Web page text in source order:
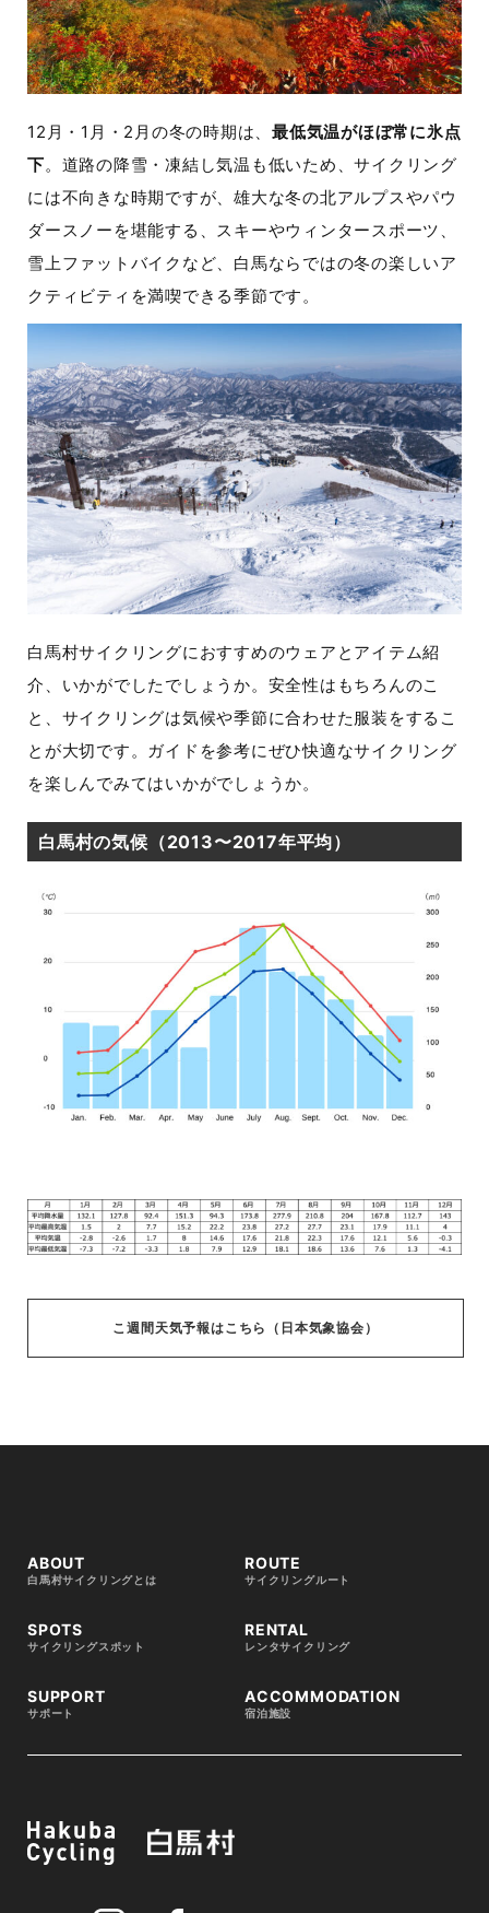
12月・1月・2月の冬の時期は、 最低気温がほぼ常に氷点
下。道路の降雪・凍結し気温も低いため、サイクリング
には不向きな時期ですが、雄大な冬の北アルプスやパウ
ダースノーを堪能する、スキーやウィンタースポーツ、
雪上ファットバイクなど、白馬ならではの冬の楽しいア
クティビティを満喫できる季節です。
白馬村サイクリングにおすすめのウェアとアイテム紹
介、いかがでしたでしょうか。安全性はもちろんのこ
と、サイクリングは気候や季節に合わせた服装をするこ
とが大切です。ガイドを参考にぜひ快適なサイクリング
を楽しんでみてはいかがでしょうか。
白馬村の気候（2013〜2017年平均）
こ週間天気予報はこちら（日本気象協会）
ABOUT
白馬村サイクリングとは
ROUTE
サイクリングルート
SPOTS
サイクリングスポット
RENTAL
レンタサイクリング
SUPPORT
サポート
ACCOMMODATION
宿泊施設